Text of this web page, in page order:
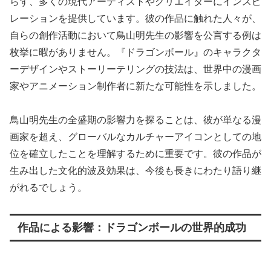
レーションを提供しています。彼の作品に触れた人々が、
自らの創作活動において鳥山明先生の影響を公言する例は
枚挙に暇がありません。『ドラゴンボール』のキャラクタ
ーデザインやストーリーテリングの技法は、世界中の漫画
家やアニメーション制作者に新たな可能性を示しました。
鳥山明先生の全盛期の影響力を探ることは、彼が単なる漫
画家を超え、グローバルなカルチャーアイコンとしての地
位を確立したことを理解するために重要です。彼の作品が
生み出した文化的波及効果は、今後も長きにわたり語り継
がれるでしょう。
作品による影響：ドラゴンボールの世界的成功